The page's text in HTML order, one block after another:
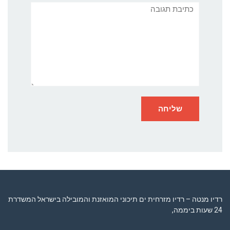
תגובה
רדיו מנטה – רדיו מזרחית ים תיכוני המואזנת והמובילה בישראל המשדרת
24 שעות ביממה,